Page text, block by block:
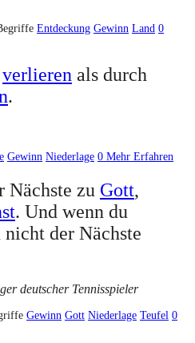
Entdeckung Gewinn Land 0
verlieren als durch
.
Gewinn Niederlage 0 Mehr Erfahren
Nächste zu Gott,
. Und wenn du
nicht der Nächste
deutscher Tennisspieler
Gewinn Gott Niederlage Teufel 0